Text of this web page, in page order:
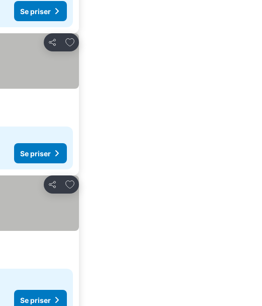
Se priser
Dela
Lägg till i Mina Favoriter
Se priser
Dela
Lägg till i Mina Favoriter
Se priser